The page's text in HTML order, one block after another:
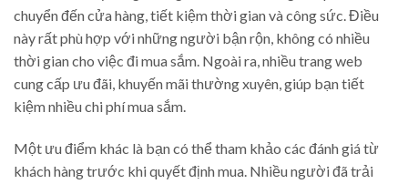
chuyển đến cửa hàng, tiết kiệm thời gian và công sức. Điều
này rất phù hợp với những người bận rộn, không có nhiều
thời gian cho việc đi mua sắm. Ngoài ra, nhiều trang web
cung cấp ưu đãi, khuyến mãi thường xuyên, giúp bạn tiết
kiệm nhiều chi phí mua sắm.
Một ưu điểm khác là bạn có thể tham khảo các đánh giá từ
khách hàng trước khi quyết định mua. Nhiều người đã trải